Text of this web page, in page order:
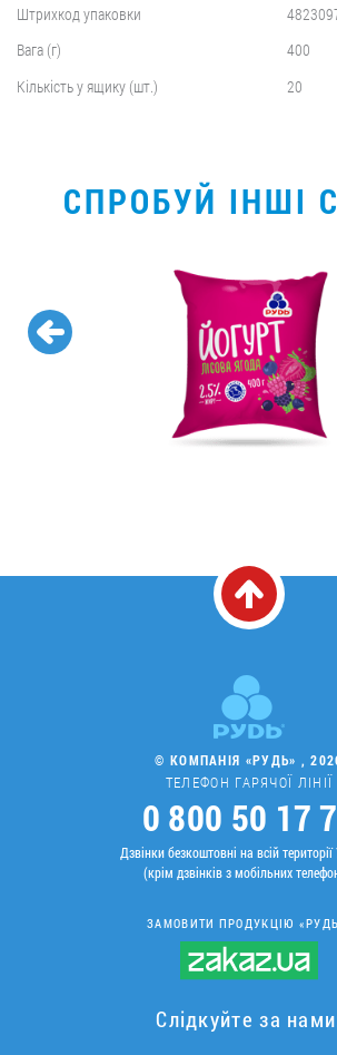
Штрихкод упаковки
Вага (г)
400
Кількість у ящику (шт.)
20
СПРОБУЙ ІНШІ
© КОМПАНІЯ «РУДЬ» ,
ТЕЛЕФОН ГАРЯЧОЇ ЛІНІЇ
0 800 50 17
Дзвінки безкоштовні на всій території
(крім дзвінків з мобільних
ЗАМОВИТИ ПРОДУКЦІЮ
Слідкуйте за